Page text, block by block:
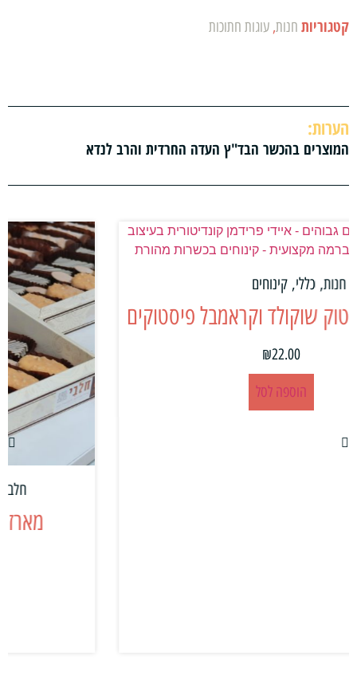
קטגוריות חנות, עוגות חתוכות
הערות:
המוצרים בהכשר הבד"ץ העדה החרדית והרב לנדא
מארזי פינוקים חלבי – בריליאנט